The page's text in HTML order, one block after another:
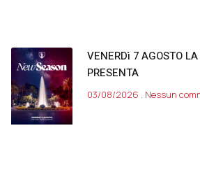
VENERDì 7 AGOSTO
PRESENTA
03/08/2026 Nessun